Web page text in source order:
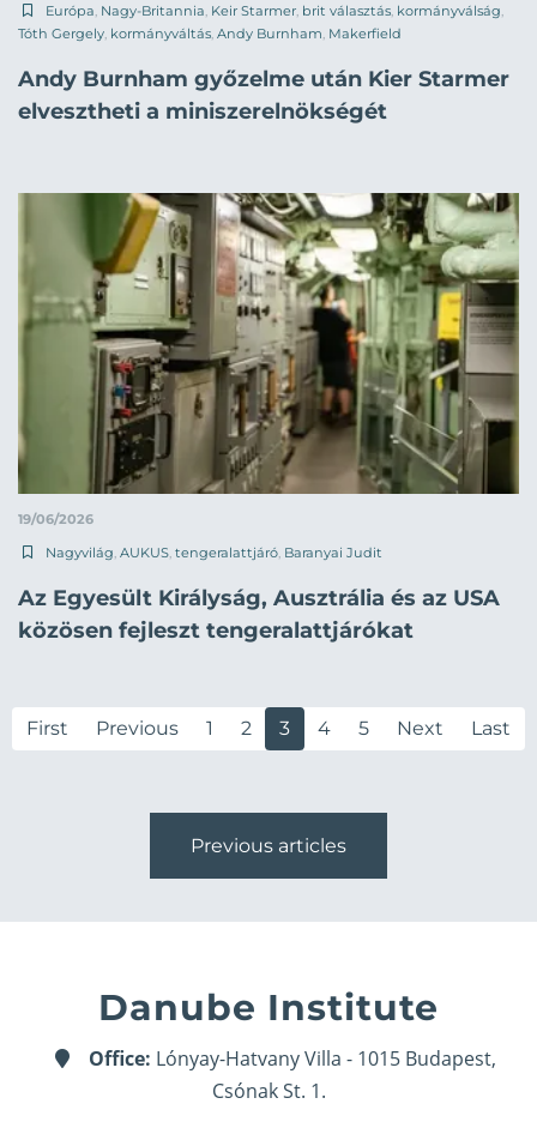
Európa Nagy-Britannia Keir Starmer brit választás kormányválság
Tóth Gergely kormányváltás Andy Burnham Makerfield
Andy Burnham győzelme után Kier Starmer
elvesztheti a miniszerelnökségét
19/06/2026
Nagyvilág, AUKUS, tengeralattjáró, Baranyai Judit
Az Egyesült Királyság, Ausztrália és az USA
közösen fejleszt tengeralattjárókat
First Previous 1 2 3 4 5 Next Last
Previous articles
Danube Institute
Office: Lónyay-Hatvany Villa - 1015 Budapest,
Csónak St. 1.